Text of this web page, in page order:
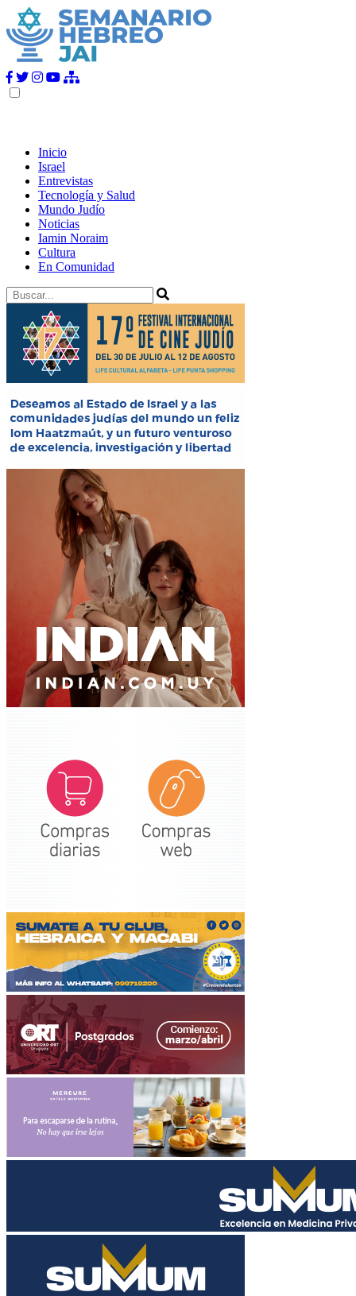
Inicio
Israel
Entrevistas
Tecnología y Salud
Mundo Judío
Noticias
Iamin Noraim
Cultura
En Comunidad